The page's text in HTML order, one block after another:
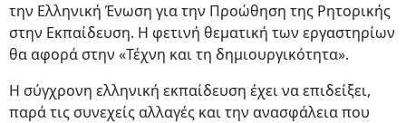
την Ελληνική Ένωση για την Προώθηση της Ρητορικής
στην Εκπαίδευση. Η φετινή θεματική των εργαστηρίων
θα αφορά στην «Τέχνη και τη δημιουργικότητα».
Η σύγχρονη ελληνική εκπαίδευση έχει να επιδείξει,
παρά τις συνεχείς αλλαγές και την ανασφάλεια που